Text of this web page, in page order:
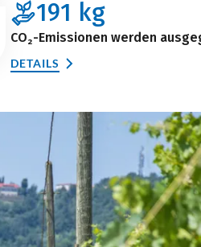
191 kg
CO₂-Emissionen werden
DETAILS